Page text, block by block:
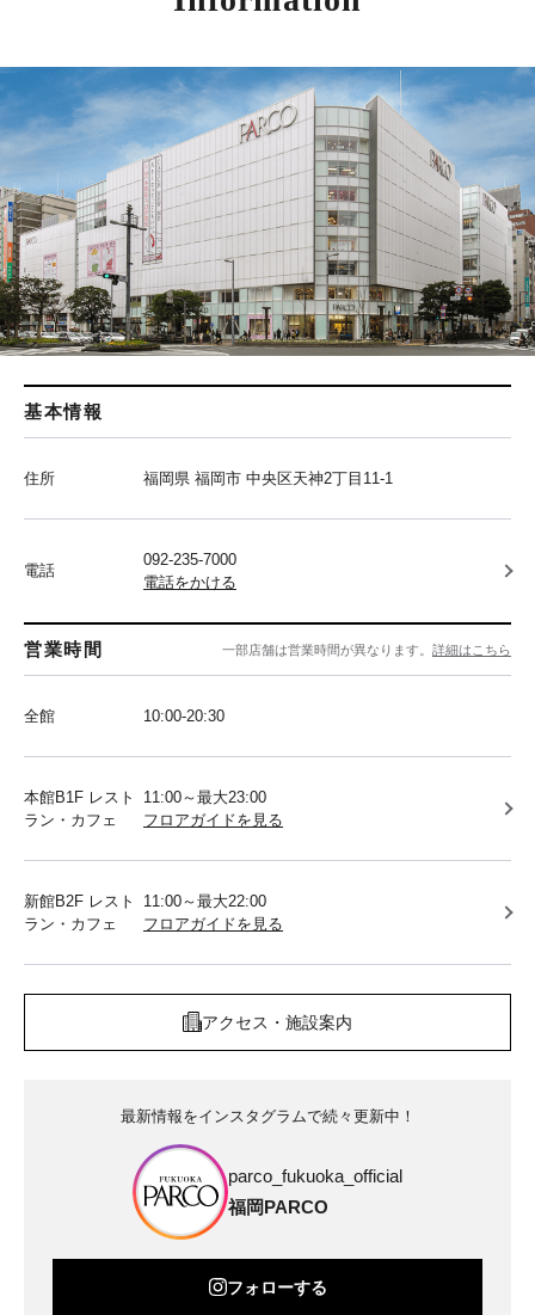
基本情報
住所 福岡県 福岡市 中央区天神2丁目11-1
電話
092-235-7000
電話をかける
営業時間 一部店舗は営業時間が異なります。 詳細はこちら
全館 10:00-20:30
本館B1F レスト
ラン・カフェ
11:00～最大23:00
フロアガイドを見る
新館B2F レスト
ラン・カフェ
11:00～最大22:00
フロアガイドを見る
アクセス・施設案内
最新情報をインスタグラムで続々更新中！
parco_fukuoka_official
福岡PARCO
フォローする